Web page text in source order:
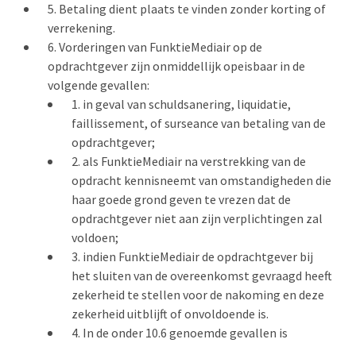
Betaling dient plaats te vinden zonder korting of
verrekening.
Vorderingen van FunktieMediair op de
opdrachtgever zijn onmiddellijk opeisbaar in de
volgende gevallen:
in geval van schuldsanering, liquidatie,
faillissement, of surseance van betaling van de
opdrachtgever;
als FunktieMediair na verstrekking van de
opdracht kennisneemt van omstandigheden die
haar goede grond geven te vrezen dat de
opdrachtgever niet aan zijn verplichtingen zal
voldoen;
indien FunktieMediair de opdrachtgever bij
het sluiten van de overeenkomst gevraagd heeft
zekerheid te stellen voor de nakoming en deze
zekerheid uitblijft of onvoldoende is.
In de onder 10.6 genoemde gevallen is